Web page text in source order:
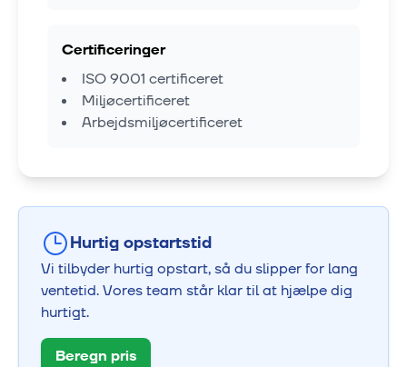
Certificeringer
ISO 9001 certificeret
Miljøcertificeret
Arbejdsmiljøcertificeret
Hurtig opstartstid
Vi tilbyder hurtig opstart, så du slipper for lang
ventetid. Vores team står klar til at hjælpe dig
hurtigt.
Beregn pris